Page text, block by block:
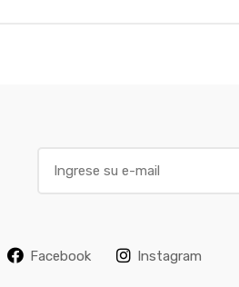
*
Facebook Instagram